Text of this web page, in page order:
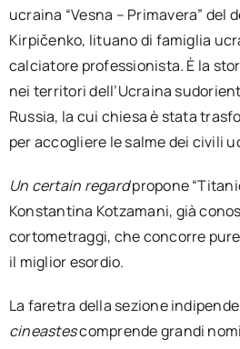
ucraina “Vesna – Primavera” del
Kirpičenko, lituano di famiglia
calciatore professionista. È la
nei territori dell’Ucraina
Russia, la cui chiesa è stata
per accogliere le salme dei civili
Un certain regardpropone
Konstantina Kotzamani, già
cortometraggi, che concorre pure
il miglior esordio.
La faretra della sezione
cineastescomprende grandi